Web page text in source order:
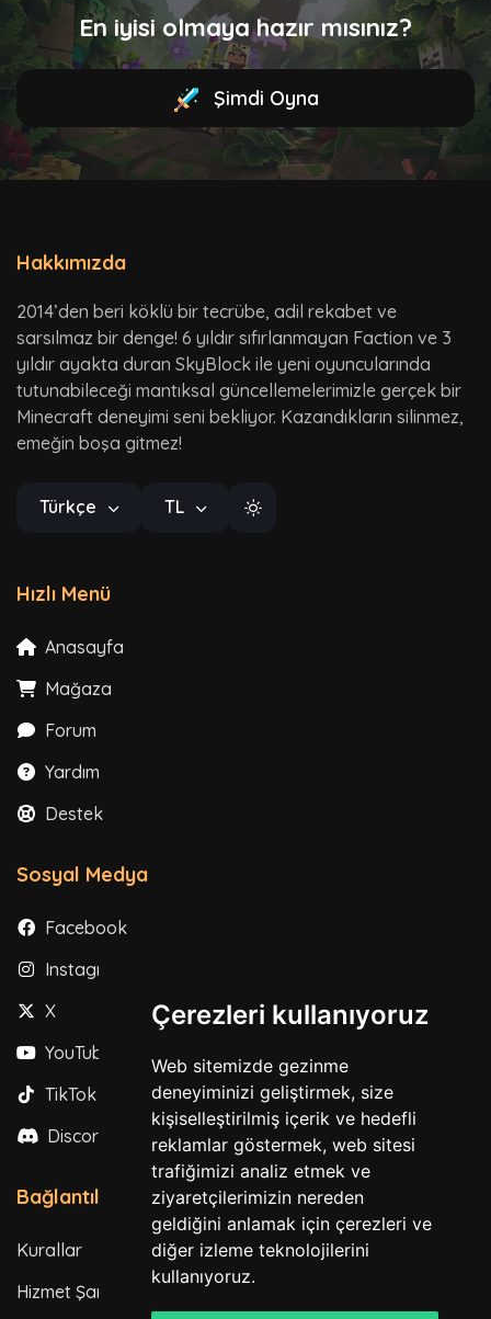
Çerezleri kullanıyoruz
Web sitemizde gezinme
deneyiminizi geliştirmek, size
kişiselleştirilmiş içerik ve hedefli
reklamlar göstermek, web sitesi
trafiğimizi analiz etmek ve
ziyaretçilerimizin nereden
geldiğini anlamak için çerezleri ve
diğer izleme teknolojilerini
kullanıyoruz.
En iyisi olmaya hazır mısınız?
Şimdi Oyna
Hakkımızda
2014’den beri köklü bir tecrübe, adil rekabet ve
sarsılmaz bir denge! 6 yıldır sıfırlanmayan Faction ve 3
yıldır ayakta duran SkyBlock ile yeni oyuncularında
tutunabileceği mantıksal güncellemelerimizle gerçek bir
Minecraft deneyimi seni bekliyor. Kazandıkların silinmez,
emeğin boşa gitmez!
Türkçe TL
Hızlı Menü
Anasayfa
Mağaza
Forum
Yardım
Destek
Sosyal Medya
Facebook
Instagram
X
YouTube
TikTok
Discord
Bağlantılar
Kurallar
Hizmet Şartları